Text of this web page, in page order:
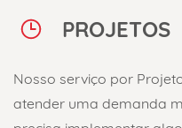
PROJETOS
Nosso serviço por
atender uma demanda